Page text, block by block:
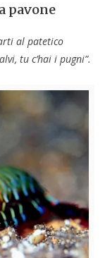
pavone
al patetico
tu c’hai i pugni”.